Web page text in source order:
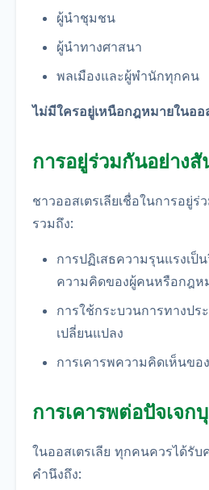
ผู้นำชุมชน
ผู้นำทางศาสนา
พลเมืองและผู้พำนักทุกคน
ไม่มีใครอยู่เหนือกฎหมายในออ
การอยู่ร่วมกันอย่างสั
ชาวออสเตรเลียเชื่อในการอยู่
รวมถึง:
การปฏิเสธความรุนแรงเป็
ความคิดของผู้คนหรือกฎห
การใช้กระบวนการทางปร
เปลี่ยนแปลง
การเคารพความคิดเห็นขอ
การเคารพต่อปัจเจ
ในออสเตรเลีย ทุกคนควรได้รับ
คำนึงถึง: